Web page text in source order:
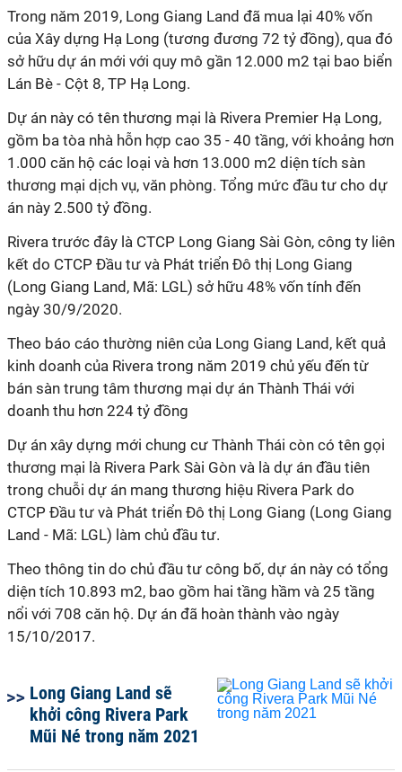
Trong năm 2019, Long Giang Land đã mua lại 40% vốn
của Xây dựng Hạ Long (tương đương 72 tỷ đồng), qua đó
sở hữu dự án mới với quy mô gần 12.000 m2 tại bao biển
Lán Bè - Cột 8, TP Hạ Long.
Dự án này có tên thương mại là Rivera Premier Hạ Long,
gồm ba tòa nhà hỗn hợp cao 35 - 40 tầng, với khoảng hơn
1.000 căn hộ các loại và hơn 13.000 m2 diện tích sàn
thương mại dịch vụ, văn phòng. Tổng mức đầu tư cho dự
án này 2.500 tỷ đồng.
Rivera trước đây là CTCP Long Giang Sài Gòn, công ty liên
kết do CTCP Đầu tư và Phát triển Đô thị Long Giang
(Long Giang Land, Mã: LGL) sở hữu 48% vốn tính đến
ngày 30/9/2020.
Theo báo cáo thường niên của Long Giang Land, kết quả
kinh doanh của Rivera trong năm 2019 chủ yếu đến từ
bán sàn trung tâm thương mại dự án Thành Thái với
doanh thu hơn 224 tỷ đồng
Dự án xây dựng mới chung cư Thành Thái còn có tên gọi
thương mại là Rivera Park Sài Gòn và là dự án đầu tiên
trong chuỗi dự án mang thương hiệu Rivera Park do
CTCP Đầu tư và Phát triển Đô thị Long Giang (Long Giang
Land - Mã: LGL) làm chủ đầu tư.
Theo thông tin do chủ đầu tư công bố, dự án này có tổng
diện tích 10.893 m2, bao gồm hai tầng hầm và 25 tầng
nổi với 708 căn hộ. Dự án đã hoàn thành vào ngày
15/10/2017.
Long Giang Land sẽ
khởi công Rivera Park
Mũi Né trong năm 2021